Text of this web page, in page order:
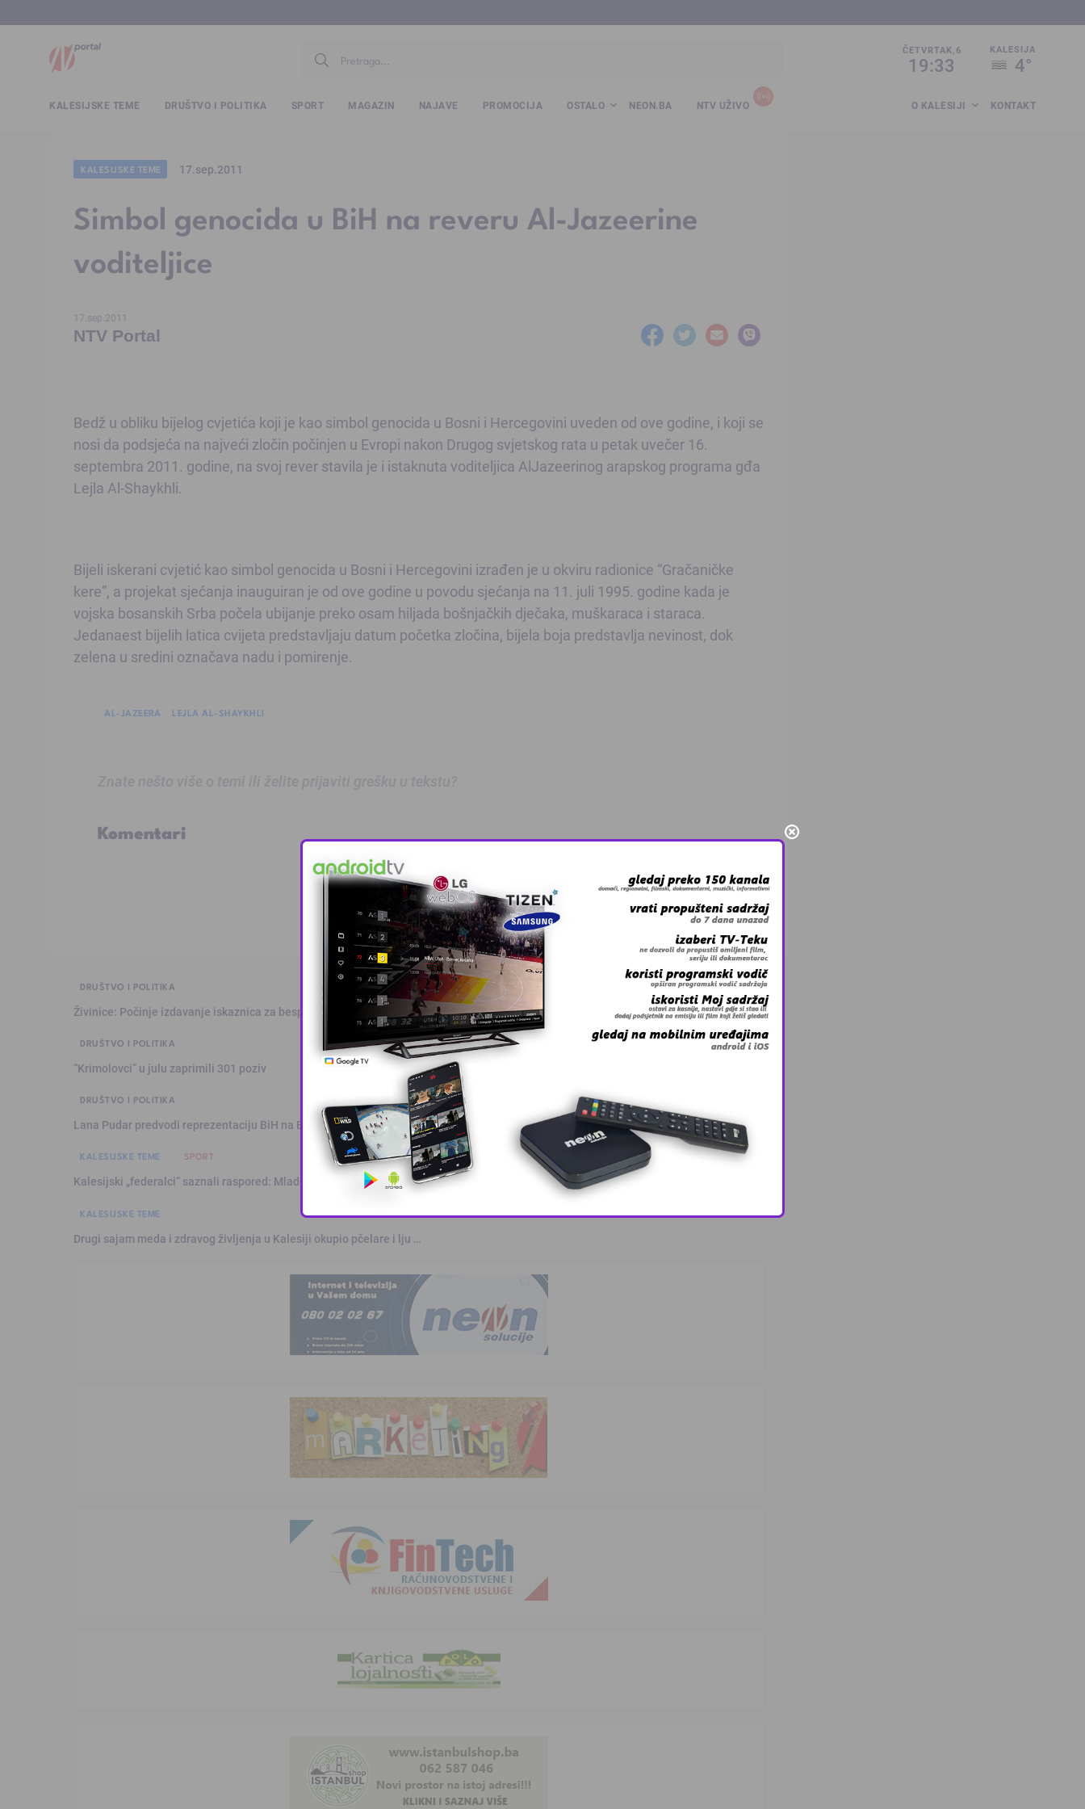
ČETVRTAK,6
19:33
KALESIJA
4°
KALESIJSKE TEME DRUŠTVO I POLITIKA SPORT MAGAZIN NAJAVE PROMOCIJA OSTALO NEON.BA NTV UŽIVO O KALESIJI KONTAKT
KALESIJSKE TEME 17.sep.2011
Simbol genocida u BiH na reveru Al-Jazeerine
voditeljice
17.sep.2011
NTV Portal
Bedž u obliku bijelog cvjetića koji je kao simbol genocida u Bosni i Hercegovini uveden od ove godine, i koji se
nosi da podsjeća na najveći zločin počinjen u Evropi nakon Drugog svjetskog rata u petak uvečer 16.
septembra 2011. godine, na svoj rever stavila je i istaknuta voditeljica AlJazeerinog arapskog programa gđa
Lejla Al-Shaykhli.
Bijeli iskerani cvjetić kao simbol genocida u Bosni i Hercegovini izrađen je u okviru radionice “Gračaničke
kere”, a projekat sjećanja inauguiran je od ove godine u povodu sjećanja na 11. juli 1995. godine kada je
vojska bosanskih Srba počela ubijanje preko osam hiljada bošnjačkih dječaka, muškaraca i staraca.
Jedanaest bijelih latica cvijeta predstavljaju datum početka zločina, bijela boja predstavlja nevinost, dok
zelena u sredini označava nadu i pomirenje.
AL-JAZEERA LEJLA AL-SHAYKHLI
Komentari
DRUŠTVO I POLITIKA
Živinice: Počinje izdavanje iskaznica za besplatan prevoz
DRUŠTVO I POLITIKA
“Krimolovci” u julu zaprimili 301 poziv
DRUŠTVO I POLITIKA
Lana Pudar predvodi reprezentaciju BiH na Evropskom prvenstvu u Parizu
KALESIJSKE TEME SPORT
Kalesijski „federalci“ saznali raspored: Mladost sezonu otvara u S …
KALESIJSKE TEME
Drugi sajam meda i zdravog življenja u Kalesiji okupio pčelare i lju …